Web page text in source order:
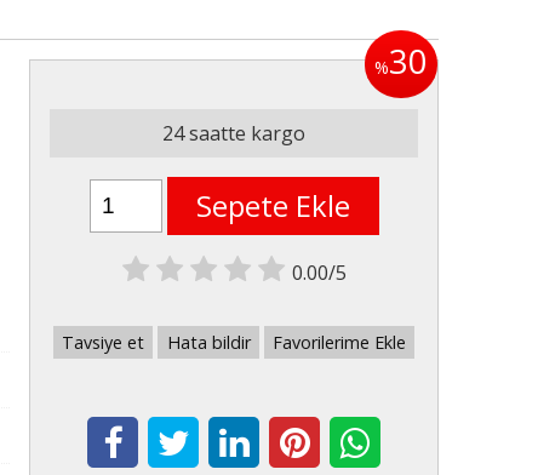
%30
24 saatte kargo
Sepete Ekle
0.00/5
Tavsiye et Hata bildir Favorilerime Ekle